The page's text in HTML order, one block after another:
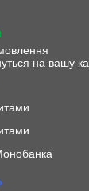
на вашу